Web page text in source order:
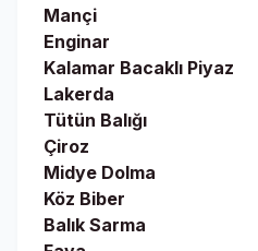
Mançi
Enginar
Kalamar Bacaklı Piyaz
Lakerda
Tütün Balığı
Çiroz
Midye Dolma
Köz Biber
Balık Sarma